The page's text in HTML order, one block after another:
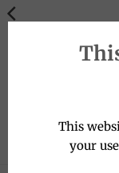
This
your